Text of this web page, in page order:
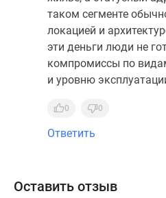
таком сегменте
локацией и
эти деньги люди не
компромиссы по
и уровню
0 0
Ответить
Оставить отзыв